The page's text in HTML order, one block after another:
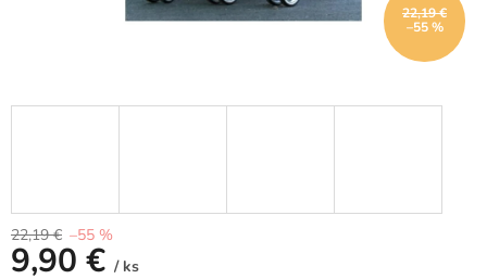
22,19 €
–55 %
22,19 € –55 %
9,90 € / ks